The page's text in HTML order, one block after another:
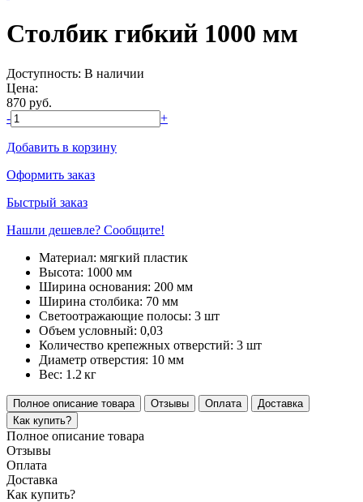
Столбик гибкий 1000 мм
Доступность: В наличии
Цена:
870 руб.
-
+
Добавить в корзину
Оформить заказ
Быстрый заказ
Нашли дешевле? Сообщите!
Материал: мягкий пластик
Высота: 1000 мм
Ширина основания: 200 мм
Ширина столбика: 70 мм
Светоотражающие полосы: 3 шт
Объем условный: 0,03
Количество крепежных отверстий: 3 шт
Диаметр отверстия: 10 мм
Вес: 1.2 кг
Полное описание товара Отзывы Оплата
Доставка
Как купить?
Полное описание товара
Отзывы
Оплата
Доставка
Как купить?